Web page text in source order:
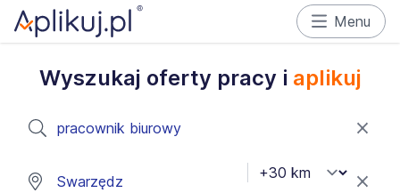
Menu
Wyszukaj oferty pracy i aplikuj